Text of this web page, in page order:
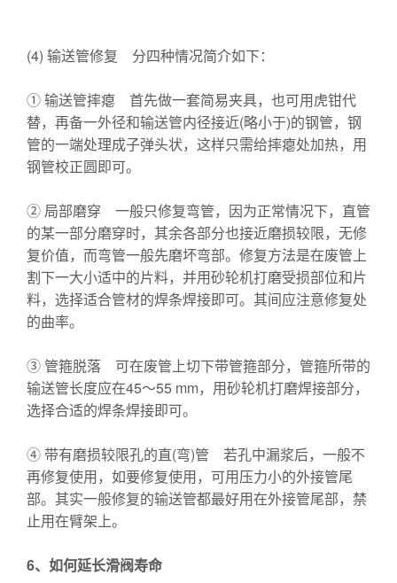
(4) 输送管修复 分四种情况简介如下：
① 输送管摔瘪 首先做一套简易夹具，也可用虎钳代
替，再备一外径和输送管内径接近(略小于)的钢管，钢
管的一端处理成子弹头状，这样只需给摔瘪处加热，用
钢管校正圆即可。
② 局部磨穿 一般只修复弯管，因为正常情况下，直管
的某一部分磨穿时，其余各部分也接近磨损较限，无修
复价值，而弯管一般先磨坏弯部。修复方法是在废管上
割下一大小适中的片料，并用砂轮机打磨受损部位和片
料，选择适合管材的焊条焊接即可。其间应注意修复处
的曲率。
③ 管箍脱落 可在废管上切下带管箍部分，管箍所带的
输送管长度应在45～55 mm，用砂轮机打磨焊接部分，
选择合适的焊条焊接即可。
④ 带有磨损较限孔的直(弯)管 若孔中漏浆后，一般不
再修复使用，如要修复使用，可用压力小的外接管尾
部。其实一般修复的输送管都最好用在外接管尾部，禁
止用在臂架上。
6、如何延长滑阀寿命